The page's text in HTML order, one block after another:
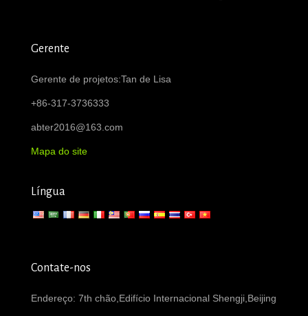
Gerente
Gerente de projetos:Tan de Lisa
+86-317-3736333
abter2016@163.com
Mapa do site
Língua
Contate-nos
Endereço: 7th chão,Edifício Internacional Shengji,Beijing